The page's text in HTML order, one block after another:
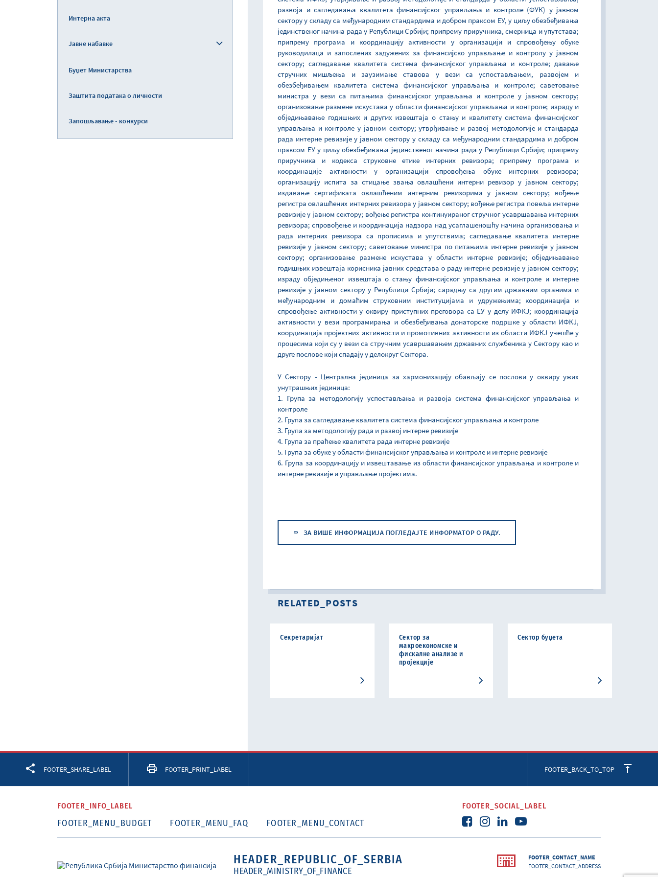
Интерна акта
Јавне набавке
Буџет Министарства
Заштита података о личности
Запошљавање - конкурси
развоја и сагледавања квалитета финансијског управљања и контроле (ФУК) у јавном
сектору у складу са међународним стандардима и добром праксом ЕУ, у циљу обезбеђивања
јединственог начина рада у Републици Србији; припрему приручника, смерница и упутстава;
припрему програма и координацију активности у организацији и спровођењу обуке
руководилаца и запослених задужених за финансијско управљање и контролу у јавном
сектору; сагледавање квалитета система финансијског управљања и контроле; давање
стручних мишљења и заузимање ставова у вези са успостављањем, развојем и
обезбеђивањем квалитета система финансијског управљања и контроле; саветовање
министра у вези са питањима финансијског управљања и контроле у јавном сектору;
организовање размене искустава у области финансијског управљања и контроле; израду и
обједињавање годишњих и других извештаја о стању и квалитету система финансијског
управљања и контроле у јавном сектору; утврђивање и развој методологије и стандарда
рада интерне ревизије у јавном сектору у складу са међународним стандардима и добром
праксом ЕУ у циљу обезбеђивања јединственог начина рада у Републици Србији; припрему
приручника и кодекса струковне етике интерних ревизора; припрему програма и
координације активности у организацији спровођења обуке интерних ревизора;
организацију испита за стицање звања овлашћени интерни ревизор у јавном сектору;
издавање сертификата овлашћеним интерним ревизорима у јавном сектору; вођење
регистра овлашћених интерних ревизора у јавном сектору; вођење регистра повеља интерне
ревизије у јавном сектору; вођење регистра континуираног стручног усавршавања интерних
ревизора; спровођење и координација надзора над усаглашеношћу начина организовања и
рада интерних ревизора са прописима и упутствима; сагледавање квалитета интерне
ревизије у јавном сектору; саветовање министра по питањима интерне ревизије у јавном
сектору; организовање размене искустава у области интерне ревизије; обједињавање
годишњих извештаја корисника јавних средстава о раду интерне ревизије у јавном сектору;
израду обједињеног извештаја о стању финансијског управљања и контроле и интерне
ревизије у јавном сектору у Републици Србији; сарадњу са другим државним органима и
међународним и домаћим струковним институцијама и удружењима; координација и
спровођење активности у оквиру приступних преговора са ЕУ у делу ИФКЈ; координација
активности у вези програмирања и обезбеђивања донаторске подршке у области ИФКЈ,
координација пројектних активности и промотивних активности из области ИФКЈ учешће у
процесима који су у вези са стручним усавршавањем државних службеника у Сектору као и
друге послове који спадају у делокруг Сектора.
У Сектору - Централна јединица за хармонизацију обављају се послови у оквиру ужих
унутрашњих јединица:
1. Група за методологију успостављања и развоја система финансијског управљања и
контроле
2. Група за сагледавање квалитета система финансијског управљања и контроле
3. Група за методологију рада и развој интерне ревизије
4. Група за праћење квалитета рада интерне ревизије
5. Група за обуке у области финансијског управљања и контроле и интерне ревизије
6. Група за координацију и извештавање из области финансијског управљања и контроле и
интерне ревизије и управљање пројектима.
ЗА ВИШЕ ИНФОРМАЦИЈА ПОГЛЕДАЈТЕ ИНФОРМАТОР О РАДУ.
RELATED_POSTS
Секретаријат
Сектор за
макроекономске и
фискалне анализе и
пројекције
Сектор буџета
FOOTER_SHARE_LABEL
Facebook Twitter LinkedIn
FOOTER_PRINT_LABEL FOOTER_BACK_TO_TOP
FOOTER_INFO_LABEL
FOOTER_MENU_BUDGET FOOTER_MENU_FAQ FOOTER_MENU_CONTACT
FOOTER_SOCIAL_LABEL
HEADER_REPUBLIC_OF_SERBIA
HEADER_MINISTRY_OF_FINANCE
FOOTER_CONTACT_NAME
FOOTER_CONTACT_ADDRESS